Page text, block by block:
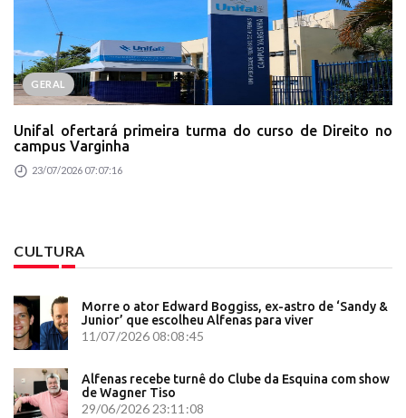
GERAL
Unifal ofertará primeira turma do curso de Direito no
campus Varginha
23/07/2026 07:07:16
CULTURA
Morre o ator Edward Boggiss, ex-astro de ‘Sandy &
Junior’ que escolheu Alfenas para viver
11/07/2026 08:08:45
Alfenas recebe turnê do Clube da Esquina com show
de Wagner Tiso
29/06/2026 23:11:08